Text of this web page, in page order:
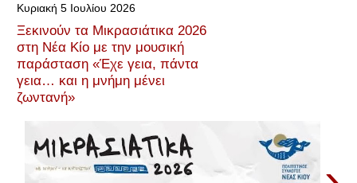
Κυριακή 5 Ιουλίου 2026
Ξεκινούν τα Μικρασιάτικα 2026
στη Νέα Κίο με την μουσική
παράσταση «Έχε γεια, πάντα
γεια… και η μνήμη μένει
ζωντανή»